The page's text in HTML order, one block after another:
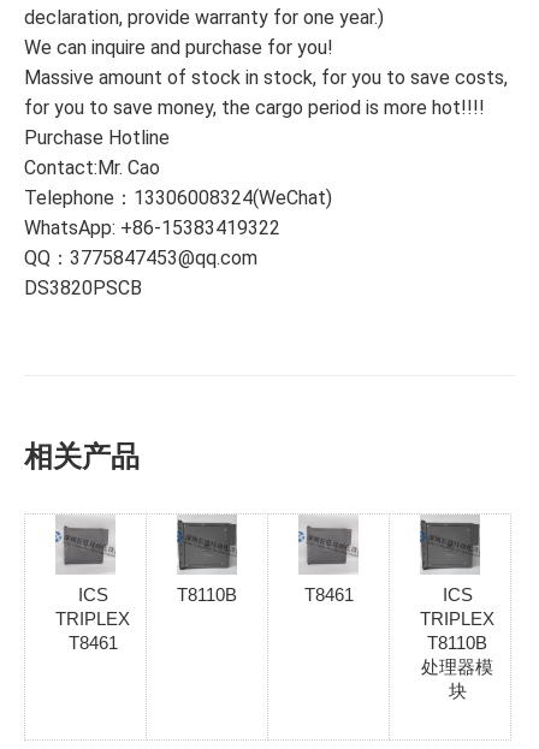
declaration, provide warranty for one year.)
We can inquire and purchase for you!
Massive amount of stock in stock, for you to save costs,
for you to save money, the cargo period is more hot!!!!
Purchase Hotline
Contact:Mr. Cao
Telephone：13306008324(WeChat)
WhatsApp: +86-15383419322
QQ：3775847453@qq.com
DS3820PSCB
相关产品
ICS
TRIPLEX
T8461
T8110B T8461
ICS
TRIPLEX
T8110B
处理器模
块